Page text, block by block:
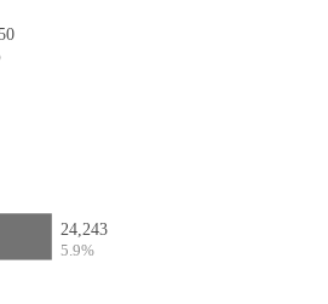
24,243
5.9%